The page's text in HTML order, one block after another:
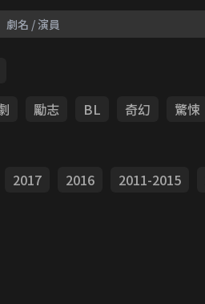
勵志 BL 奇幻 驚悚
2017 2016 2011-2015